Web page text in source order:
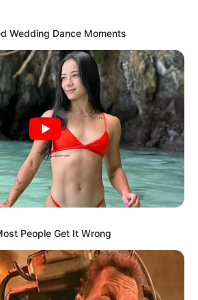
Wedding Dance Moments
People Get It Wrong